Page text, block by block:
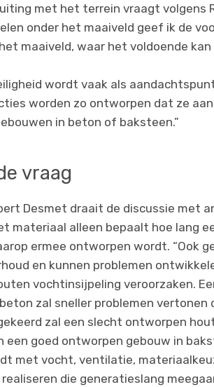
met het terrein vraagt volgens
onder het maaiveld geef ik de
maaiveld, waar het voldoende
wordt vaak als
worden zo ontworpen dat ze
in beton of baksteen.”
vraag
Desmet draait de discussie met
materiaal alleen bepaalt hoe lang
ermee ontworpen wordt. “Ook
en kunnen problemen
vochtinsijpeling veroorzaken.
zal sneller problemen vertonen
zal een slecht ontworpen
een goed ontworpen gebouw in
met vocht, ventilatie,
die generatieslang